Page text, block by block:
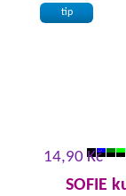
tip
14,90 Kč
SOFIE